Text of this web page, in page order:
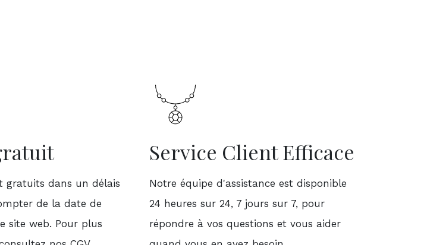
gratuits dans un délais
de la date de
site web. Pour plus
Service Client Efficace
Notre équipe d'assistance est disponible
24 heures sur 24, 7 jours sur 7, pour
répondre à vos questions et vous aider